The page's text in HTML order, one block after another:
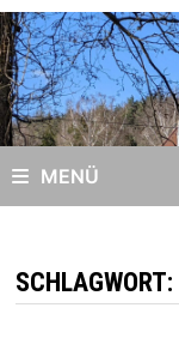
MENÜ
SCHLAGWORT: